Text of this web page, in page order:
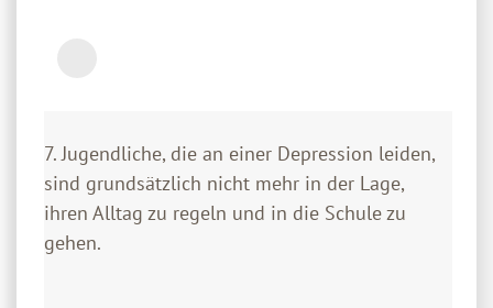
7. Jugendliche, die an einer Depression leiden,
sind grundsätzlich nicht mehr in der Lage,
ihren Alltag zu regeln und in die Schule zu
gehen.